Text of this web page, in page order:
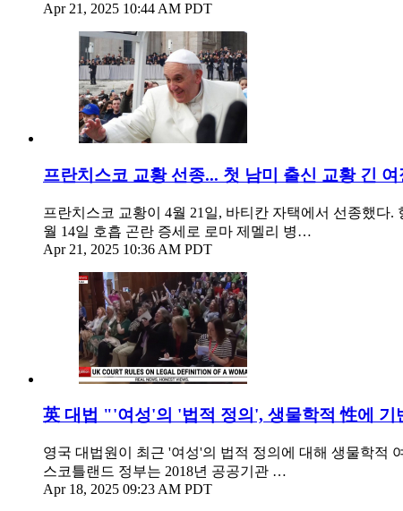
Apr 21, 2025 10:44 AM PDT
프란치스코 교황 선종... 첫 남미 출신 교황 긴
프란치스코 교황이 4월 21일, 바티칸 자택에서 선종했
월 14일 호흡 곤란 증세로 로마 제멜리 병…
Apr 21, 2025 10:36 AM PDT
英 대법 "'여성'의 '법적 정의', 생물학적 性에 기
영국 대법원이 최근 '여성'의 법적 정의에 대해 생물학적
스코틀랜드 정부는 2018년 공공기관 …
Apr 18, 2025 09:23 AM PDT